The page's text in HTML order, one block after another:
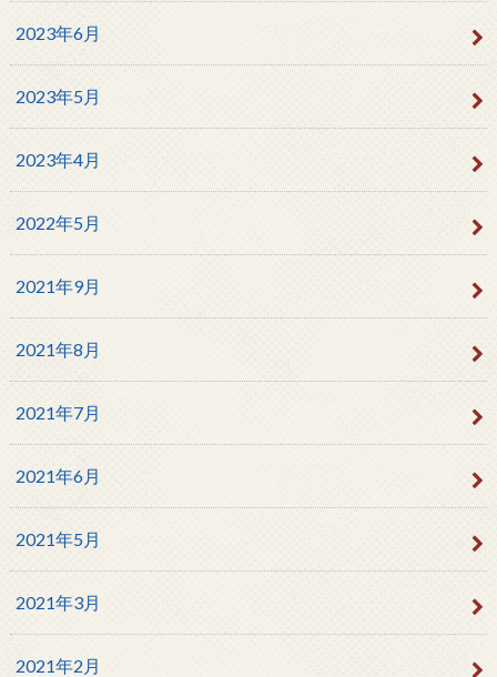
2023年6月
2023年5月
2023年4月
2022年5月
2021年9月
2021年8月
2021年7月
2021年6月
2021年5月
2021年3月
2021年2月